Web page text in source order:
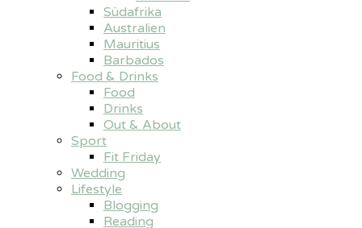
Südafrika
Australien
Mauritius
Barbados
Food & Drinks
Food
Drinks
Out & About
Sport
Fit Friday
Wedding
Lifestyle
Blogging
Reading